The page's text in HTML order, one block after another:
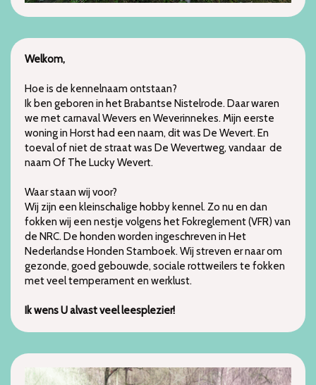
Welkom,
Hoe is de kennelnaam ontstaan?
Ik ben geboren in het Brabantse Nistelrode. Daar waren
we met carnaval Wevers en Weverinnekes. Mijn eerste
woning in Horst had een naam, dit was De Wevert. En
toeval of niet de straat was De Wevertweg, vandaar de
naam Of The Lucky Wevert.
Waar staan wij voor?
Wij zijn een kleinschalige hobby kennel. Zo nu en dan
fokken wij een nestje volgens het Fokreglement (VFR) van
de NRC. De honden worden ingeschreven in Het
Nederlandse Honden Stamboek. Wij streven er naar om
gezonde, goed gebouwde, sociale rottweilers te fokken
met veel temperament en werklust.
Ik wens U alvast veel leesplezier!